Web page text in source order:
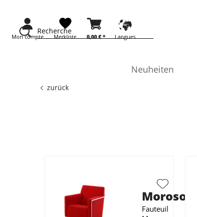
Recherche
Mon compte 0,00 € *
Merkliste Langues
Neuheiten
zurück
Moroso
Fauteuil